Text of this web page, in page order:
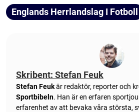
Englands Herrlandslag I Fotboll
Skribent: Stefan Feuk
Stefan Feukär redaktör, reporter och
Sportbibeln. Han är en erfaren
erfarenhet av att bevaka våra största,